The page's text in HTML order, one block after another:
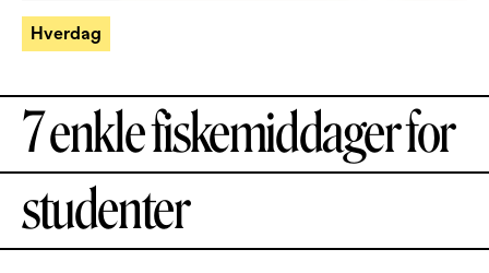
Hverdag
7 enkle fiskemiddager for
studenter